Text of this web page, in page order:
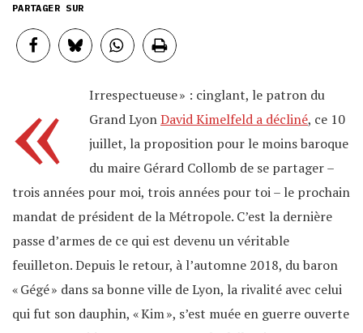
«
Irrespectueuse » : cinglant, le patron du
Grand LyonDavid Kimelfeld a décliné, ce 10
juillet, la proposition pour le moins baroque
du maire Gérard Collomb de se partager –
trois années pour moi, trois années pour toi – le prochain
mandat de président de la Métropole. C’est la dernière
passe d’armes de ce qui est devenu un véritable
feuilleton. Depuis le retour, à l’automne 2018, du baron
« Gégé » dans sa bonne ville de Lyon, la rivalité avec celui
qui fut son dauphin, « Kim », s’est muée en guerre ouverte
PARTAGER SUR